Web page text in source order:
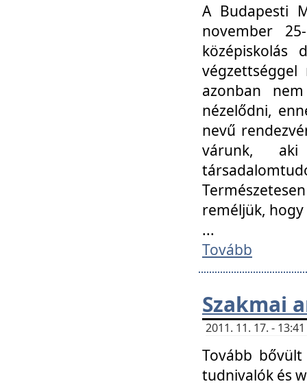
A Budapesti
november
középiskolás
azonban
nézelődni,
nevű
várunk, aki
reméljük,
...
Tovább
Szakmai
2011. 11. 17. -
Tovább bővült
tudnivalók és